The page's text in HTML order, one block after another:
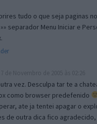
tudo o que seja paginas
»» separador Menu Iniciar e
vez. Desculpa tar te a
como browser predefenido
ate ja tentei apagar o
de outra dica fico